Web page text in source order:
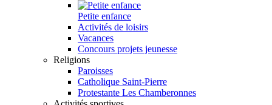
Petite enfance
Activités de loisirs
Vacances
Concours projets jeunesse
Religions
Paroisses
Catholique Saint-Pierre
Protestante Les Chamberonnes